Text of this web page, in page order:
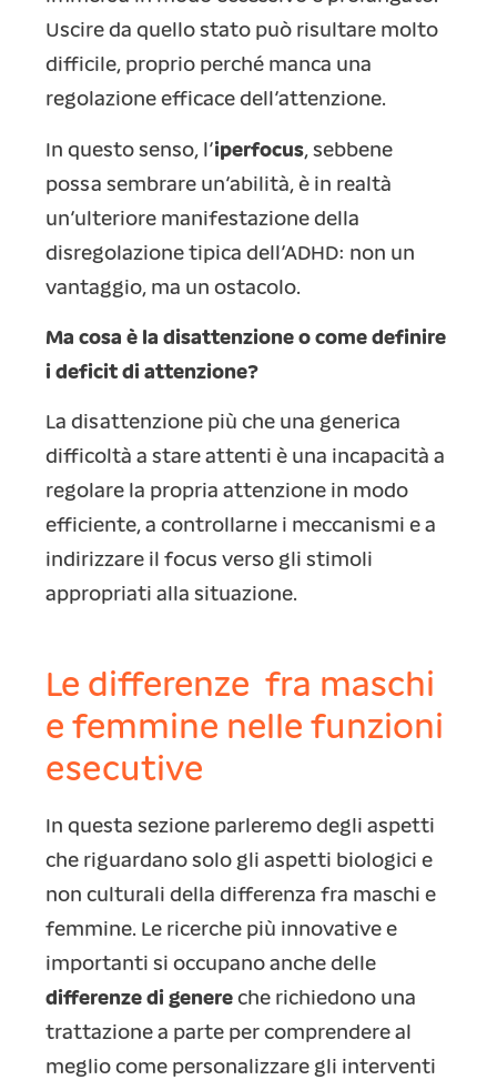
Uscire da quello stato può risultare molto
difficile, proprio perché manca una
regolazione efficace dell’attenzione.
In questo senso, l’iperfocus, sebbene
possa sembrare un’abilità, è in realtà
un’ulteriore manifestazione della
disregolazione tipica dell’ADHD: non un
vantaggio, ma un ostacolo.
Ma cosa è la disattenzione o come definire
i deficit di attenzione?
La disattenzione più che una generica
difficoltà a stare attenti è una incapacità a
regolare la propria attenzione in modo
efficiente, a controllarne i meccanismi e a
indirizzare il focus verso gli stimoli
appropriati alla situazione.
Le differenze fra maschi
e femmine nelle funzioni
esecutive
In questa sezione parleremo degli aspetti
che riguardano solo gli aspetti biologici e
non culturali della differenza fra maschi e
femmine. Le ricerche più innovative e
importanti si occupano anche delle
differenze di genere che richiedono una
trattazione a parte per comprendere al
meglio come personalizzare gli interventi